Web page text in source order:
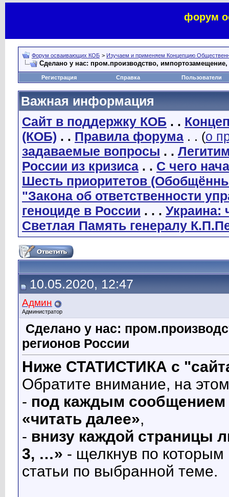
форум
Форум осваивающих КОБ > Изучаем и применяем Концепцию
Сделано у нас: пром.производство, импортозамещение,
Регистрация Справка Пользователи
Важная информация
Сайт в поддержку КОБ . .
(КОБ) . . Правила форума . . (о
задаваемые вопросы . .
России из кризиса . . С чего
Шесть приоритетов
"Закона об ответственности
геноциде в России . . . Украина:
Светлая Память генералу
10.05.2020, 12:47
Админ
Администратор
Сделано у нас:
регионов России
Ниже СТАТИСТИКА с
Обратите внимание, на
- под каждым сообщением
«читать далее»,
- внизу каждой страницы
3, …» - щелкнув по
статьи по выбранной теме.